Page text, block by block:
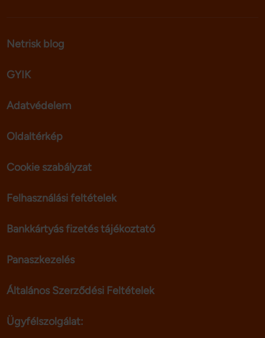
Netrisk blog
GYIK
Adatvédelem
Oldaltérkép
Cookie szabályzat
Felhasználási feltételek
Bankkártyás fizetés tájékoztató
Panaszkezelés
Általános Szerződési Feltételek
Ügyfélszolgálat: